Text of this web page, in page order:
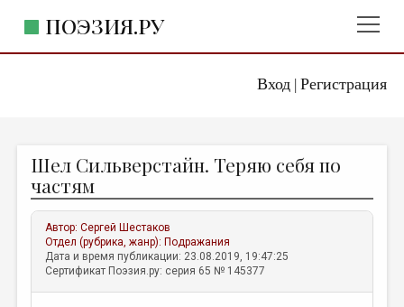
Вход| Регистрация
ПОЭЗИЯ.РУ
ЖАНРЫ
АВТОРЫ
КОММЕНТАРИИ
ЛИТСАЛОН
Шел Сильверстайн. Теряю себя по
частям
Автор:Сергей Шестаков
Отдел (рубрика, жанр): Подражания
Дата и время публикации: 23.08.2019, 19:47:25
Сертификат Поэзия.ру: серия 65 № 145377